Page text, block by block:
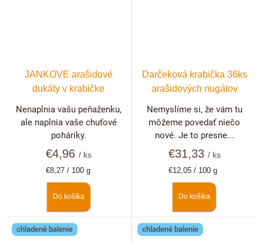
JANKOVE arašidové
dukáty v krabičke
€4,96 / ks
Jednotková
€8,27 / 100 g
Do košíka
Nenaplnia vašu peňaženku,
ale naplnia vaše chuťové
poháriky.
Darčeková krabička 36ks
arašidových nugátov
€31,33 / ks
Jednotková
€12,05 / 100 g
Do košíka
Nemyslíme si, že vám tu
môžeme povedať niečo
nové. Je to presne...
chladené balenie chladené balenie